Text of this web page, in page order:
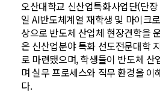
오산대학교 신산업특화사업단(단
일 AI반도체계열 재학생 및 마이크
상으로 반도체 산업체 현장견학을
은 신산업분야 특화 선도전문대학
로 마련됐으며, 학생들이 반도체 산
며 실무 프로세스와 직무 환경을 이
다.